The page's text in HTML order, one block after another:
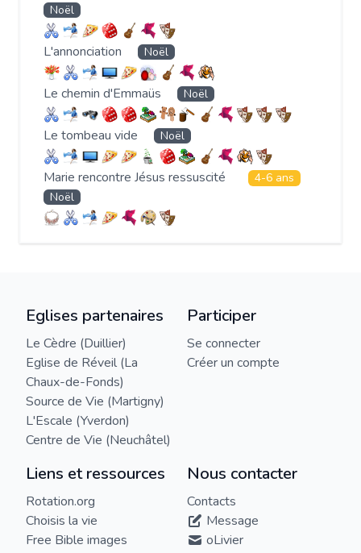
Noël
L'annonciation Noël
Le chemin d'Emmaüs Noël
Le tombeau vide Noël
Marie rencontre Jésus ressuscité
4-6 ans
Noël
Eglises partenaires
Le Cèdre (Duillier)
Eglise de Réveil (La
Chaux-de-Fonds)
Source de Vie (Martigny)
L'Escale (Yverdon)
Centre de Vie (Neuchâtel)
Participer
Se connecter
Créer un compte
Liens et ressources
Rotation.org
Choisis la vie
Free Bible images
Nous contacter
Contacts
Message
oLivier